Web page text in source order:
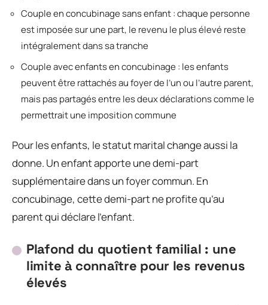
Couple en concubinage sans enfant : chaque personne
est imposée sur une part, le revenu le plus élevé reste
intégralement dans sa tranche
Couple avec enfants en concubinage : les enfants
peuvent être rattachés au foyer de l’un ou l’autre parent,
mais pas partagés entre les deux déclarations comme le
permettrait une imposition commune
Pour les enfants, le statut marital change aussi la
donne. Un enfant apporte une demi-part
supplémentaire dans un foyer commun. En
concubinage, cette demi-part ne profite qu’au
parent qui déclare l’enfant.
Plafond du quotient familial : une
limite à connaître pour les revenus
élevés